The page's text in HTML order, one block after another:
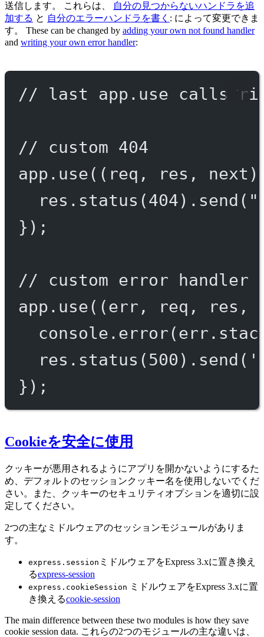
送信します。 これらは、
自分の見つからないハンドラを追
加する と 自分のエラーハンドラを書く : によって変更できま
す。 These can be changed by adding your own not found handler
and writing your own error handler:
// last app.use calls
// custom 404
app. use(( req , res , next
res. status (404). send (
});
// custom error handler
app. use((err , req , res ,
console. error
res. status ( 500 ). send (
});
Cookieを安全に使用
クッキーが悪用されるようにアプリを開かないようにするた
め、デフォルトのセッションクッキー名を使用しないでくだ
さい。また、クッキーのセキュリティオプションを適切に設
定してください。
2つの主なミドルウェアのセッションモジュールがありま
す。
express.session ミドルウェアをExpress 3.xに置き換え
るexpress-session
express.cookieSession ミドルウェアをExpress 3.xに置
き換えるcookie-session
The main difference between these two modules is how they save
cookie session data. これらの2つのモジュールの主な違いは、